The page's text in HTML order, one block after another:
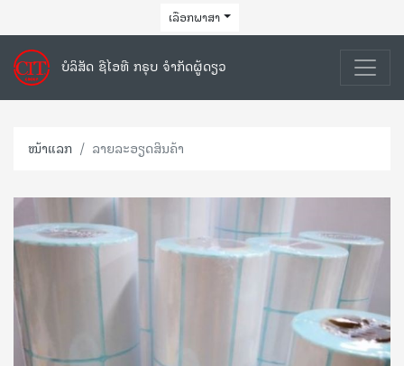
ເລືອກພາສາ
ບໍລິສັດ ຊີໄອທີ ກຣຸບ ຈຳກັດຜູ້ດຽວ
ໜ້າແລກ ລາຍລະອຽດສິນຄ້າ